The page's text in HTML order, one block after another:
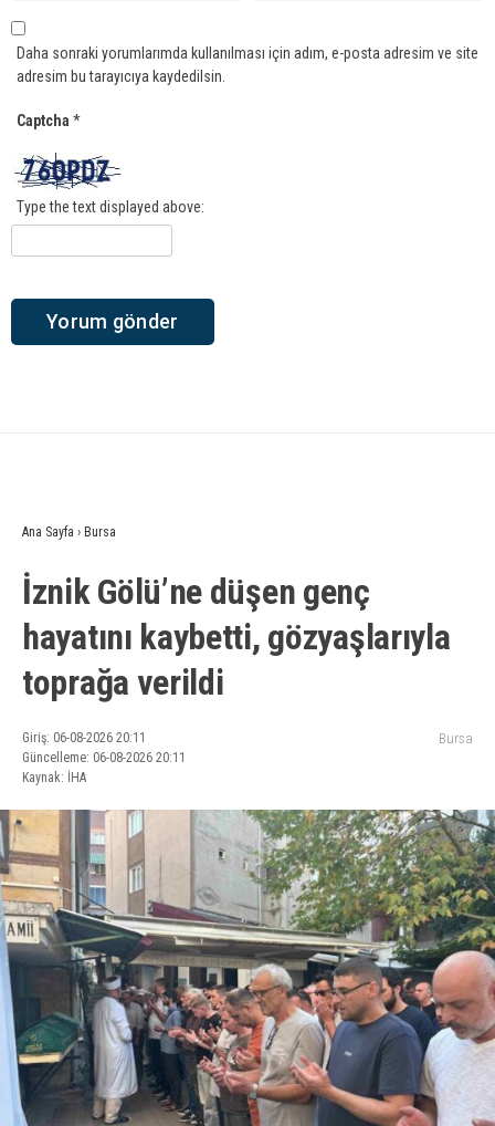
Daha sonraki yorumlarımda kullanılması için adım, e-posta adresim ve site
adresim bu tarayıcıya kaydedilsin.
Captcha *
Type the text displayed above:
Ana Sayfa › Bursa
İznik Gölü’ne düşen genç
hayatını kaybetti, gözyaşlarıyla
toprağa verildi
Giriş: 06-08-2026 20:11
Güncelleme: 06-08-2026 20:11
Kaynak: İHA
Bursa